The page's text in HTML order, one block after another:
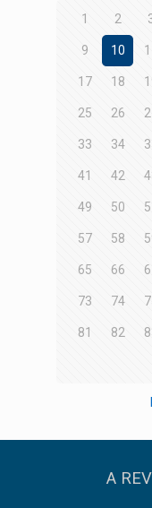
1 2
9 10
17 18
25 26
33 34
41 42
49 50
57 58
65 66
73 74
81 82
A